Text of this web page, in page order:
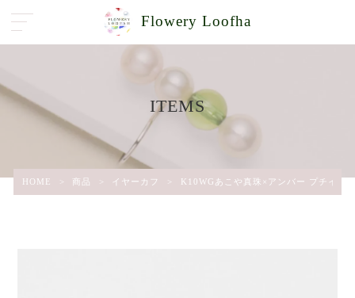
Flowery Loofha
ITEMS
HOME > 商品 > イヤーカフ > K10WGあこや真珠×アンバー プチイヤ